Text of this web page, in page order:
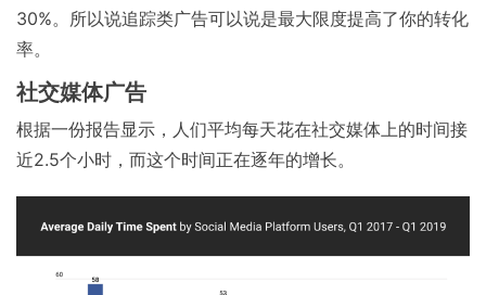
30%。所以说追踪类广告可以说是最大限度提高了你的转化
率。
社交媒体广告
根据一份报告显示，人们平均每天花在社交媒体上的时间接
近2.5个小时，而这个时间正在逐年的增长。